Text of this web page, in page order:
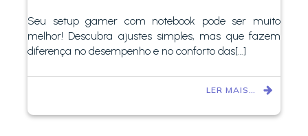
Seu setup gamer com notebook pode ser muito
melhor! Descubra ajustes simples, mas que fazem
diferença no desempenho e no conforto das[…]
LER MAIS…